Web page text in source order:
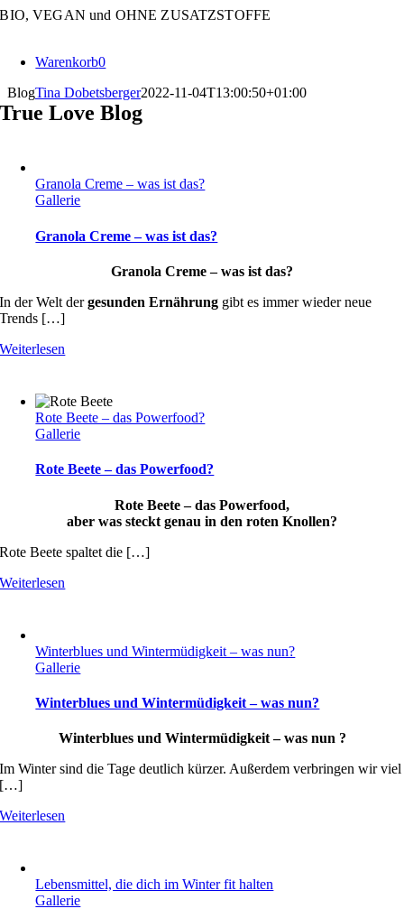
Zum
BIO, VEGAN und OHNE ZUSATZSTOFFE
Warenkorb0
BlogTina Dobetsberger2022-11-04T13:00:50+01:00
True Love Blog
Granola Creme – was ist das?
Gallerie
Granola Creme – was ist das?
Granola Creme – was ist das?
In der Welt dergesunden Ernährung gibt es immer wieder neue
Trends […]
Weiterlesen
Rote Beete – das Powerfood?
Gallerie
Rote Beete – das Powerfood?
Rote Beete – das Powerfood,
aber was steckt genau in den roten Knollen?
Rote Beete spaltet die […]
Weiterlesen
Winterblues und Wintermüdigkeit – was nun?
Gallerie
Winterblues und Wintermüdigkeit – was nun?
Winterblues und Wintermüdigkeit – was nun ?
Im Winter sind die Tage deutlich kürzer. Außerdem verbringen wir viel
[…]
Weiterlesen
Lebensmittel, die dich im Winter fit halten
Gallerie